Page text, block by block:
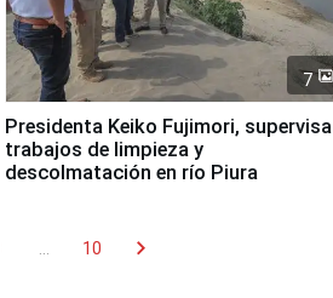
7
Presidenta Keiko Fujimori, supervisa
trabajos de limpieza y
descolmatación en río Piura
10 chevron_right